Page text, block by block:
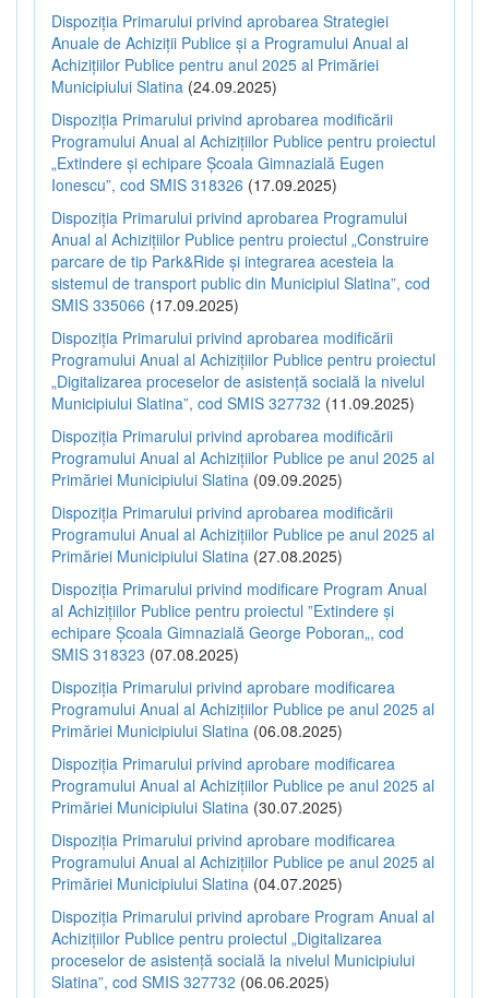
Dispoziția Primarului privind aprobarea Strategiei
Anuale de Achiziții Publice și a Programului Anual al
Achizițiilor Publice pentru anul 2025 al Primăriei
Municipiului Slatina (24.09.2025)
Dispoziția Primarului privind aprobarea modificării
Programului Anual al Achizițiilor Publice pentru proiectul
„Extindere și echipare Școala Gimnazială Eugen
Ionescu”, cod SMIS 318326 (17.09.2025)
Dispoziția Primarului privind aprobarea Programului
Anual al Achizițiilor Publice pentru proiectul „Construire
parcare de tip Park&Ride și integrarea acesteia la
sistemul de transport public din Municipiul Slatina”, cod
SMIS 335066 (17.09.2025)
Dispoziția Primarului privind aprobarea modificării
Programului Anual al Achizițiilor Publice pentru proiectul
„Digitalizarea proceselor de asistență socială la nivelul
Municipiului Slatina”, cod SMIS 327732 (11.09.2025)
Dispoziția Primarului privind aprobarea modificării
Programului Anual al Achizițiilor Publice pe anul 2025 al
Primăriei Municipiului Slatina (09.09.2025)
Dispoziția Primarului privind aprobarea modificării
Programului Anual al Achizițiilor Publice pe anul 2025 al
Primăriei Municipiului Slatina (27.08.2025)
Dispoziția Primarului privind modificare Program Anual
al Achizițiilor Publice pentru proiectul ”Extindere și
echipare Școala Gimnazială George Poboran„, cod
SMIS 318323 (07.08.2025)
Dispoziția Primarului privind aprobare modificarea
Programului Anual al Achizițiilor Publice pe anul 2025 al
Primăriei Municipiului Slatina (06.08.2025)
Dispoziția Primarului privind aprobare modificarea
Programului Anual al Achizițiilor Publice pe anul 2025 al
Primăriei Municipiului Slatina (30.07.2025)
Dispoziția Primarului privind aprobare modificarea
Programului Anual al Achizițiilor Publice pe anul 2025 al
Primăriei Municipiului Slatina (04.07.2025)
Dispoziția Primarului privind aprobare Program Anual al
Achizițiilor Publice pentru proiectul „Digitalizarea
proceselor de asistență socială la nivelul Municipiului
Slatina”, cod SMIS 327732 (06.06.2025)